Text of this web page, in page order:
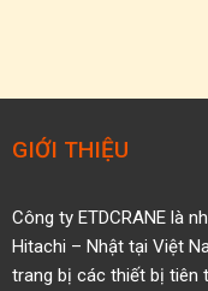
GIỚI THIỆU
Công ty ETDCRANE là
Hitachi – Nhật tại Việt
trang bị các thiết bị tiên